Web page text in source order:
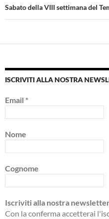
Sabato della VIII settimana del
ISCRIVITI ALLA NOSTRA
Email *
Nome
Cognome
Iscriviti alla nostra
Con la conferma accetterai